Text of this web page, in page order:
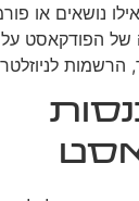
נושאים או
הפודקאסט על
הרשמות